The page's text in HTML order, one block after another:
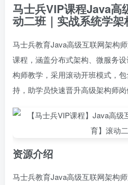
马士兵VIP课程Java高
动二班｜实战系统学架
马士兵教育Java高级互联网架构
课程，涵盖分布式架构、微服务
构师教学，采用滚动开班模式，
持，助学员快速晋升高级架构师岗
资源介绍
马士兵教育Java高级互联网架构